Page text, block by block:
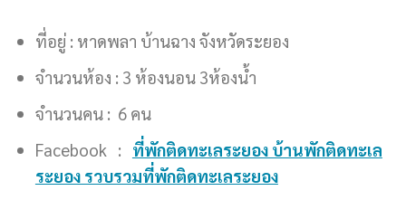
ที่อยู่ : หาดพลา บ้านฉาง จังหวัดระยอง
จำนวนห้อง : 3 ห้องนอน 3ห้องน้ำ
จำนวนคน : 6 คน
Facebook : ที่พักติดทะเลระยอง บ้านพักติดทะเล
ระยอง รวบรวมที่พักติดทะเลระยอง